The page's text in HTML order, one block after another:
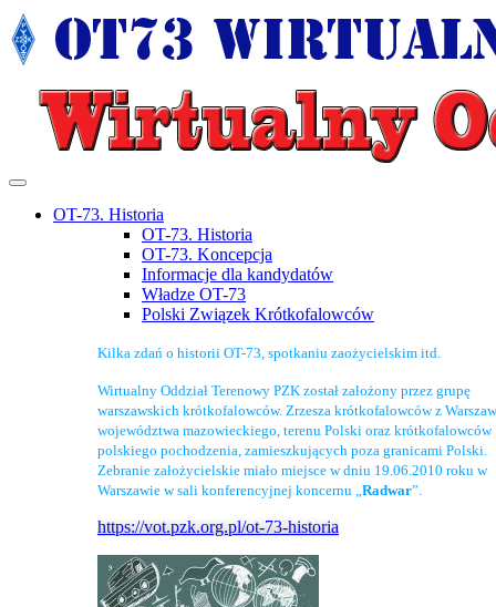
OT-73. Historia
OT-73. Historia
OT-73. Koncepcja
Informacje dla kandydatów
Władze OT-73
Polski Związek Krótkofalowców
Kilka zdań o historii OT-73, spotkaniu zaożycielskim itd.
Wirtualny Oddział Terenowy PZK został założony przez grupę
warszawskich krótkofalowców. Zrzesza krótkofalowców z
województwa mazowieckiego, terenu Polski oraz krótkofalowców
polskiego pochodzenia, zamieszkujących poza granicami Polski.
Zebranie założycielskie miało miejsce w dniu 19.06.2010 roku w
Warszawie w sali konferencyjnej koncernu „Radwar”.
https://vot.pzk.org.pl/ot-73-historia